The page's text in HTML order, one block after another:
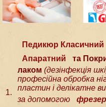
1.
Педикюр Класичний
Апаратний
та
лаком (дезінфекція
професійна обробка
пластин і делікатне
за допомогою